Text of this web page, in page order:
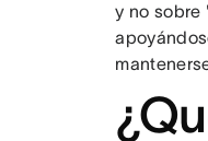
y no sobre